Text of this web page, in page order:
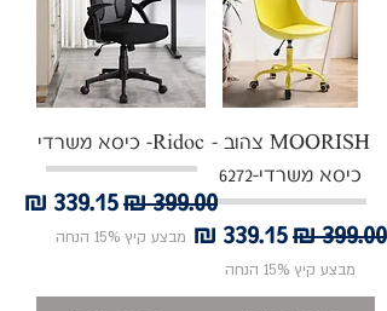
MOORISH צהוב -
כיסא משרדי-6272
מחיר רגילמחיר מבצע
מבצע קיץ 15% הנחה
Ridoc- כיסא משרדי
מחיר רגילמחיר
מבצע קיץ 15% הנחה